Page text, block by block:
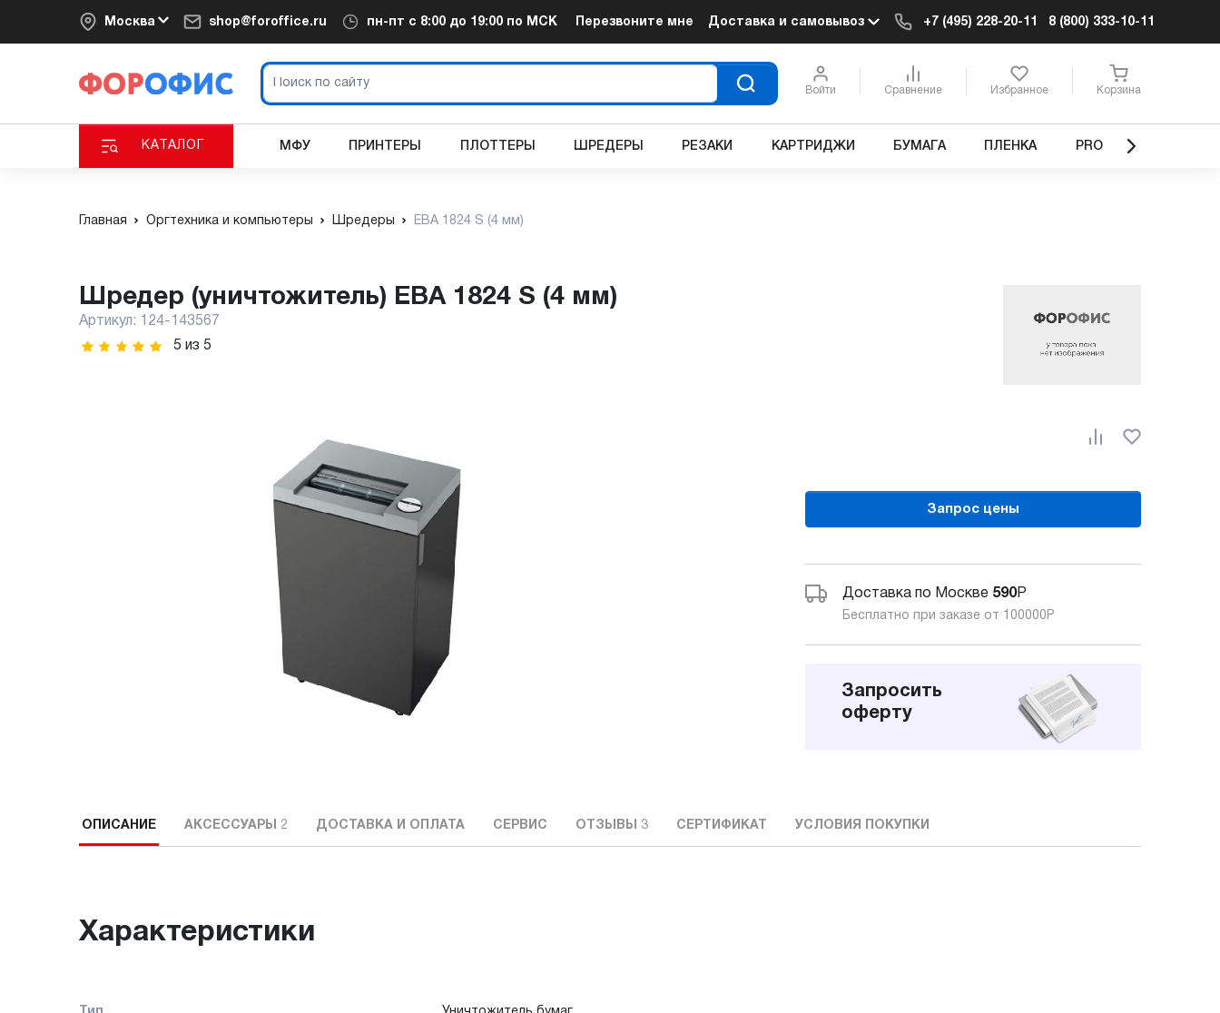
Москва shop@foroffice.ru пн-пт с 8:00 до 19:00 по МСК Перезвоните мне Доставка и самовывоз +7 (495) 228-20-11 8 (800) 333-10-11
Войти Сравнение Избранное Корзина
КАТАЛОГ МФУ ПРИНТЕРЫ ПЛОТТЕРЫ ШРЕДЕРЫ РЕЗАКИ КАРТРИДЖИ БУМАГА ПЛЕНКА PRO
Главная Оргтехника и компьютеры Шредеры EBA 1824 S (4 мм)
Шредер (уничтожитель) EBA 1824 S (4 мм)
Артикул:
124-143567
5 из 5
Запрос цены
Доставка по Москве 590Р
Бесплатно при заказе от 100000 Р
Запросить
оферту
ОПИСАНИЕ АКСЕССУАРЫ 2 ДОСТАВКА И ОПЛАТА СЕРВИС ОТЗЫВЫ 3 СЕРТИФИКАТ УСЛОВИЯ ПОКУПКИ
Характеристики